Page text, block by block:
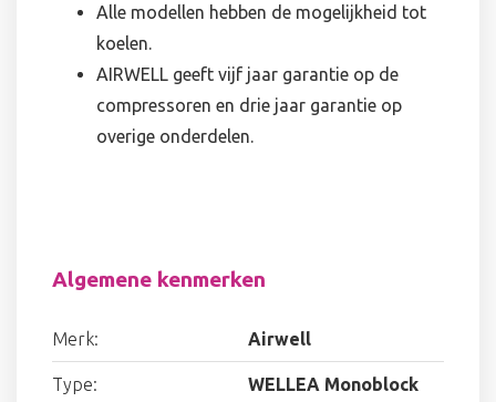
Alle modellen hebben de mogelijkheid tot
koelen.
AIRWELL geeft vijf jaar garantie op de
compressoren en drie jaar garantie op
overige onderdelen.
Algemene kenmerken
Merk: Airwell
Type: WELLEA Monoblock